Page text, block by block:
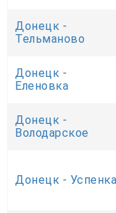
Донецк -
Тельманово
Донецк -
Еленовка
Донецк -
Володарское
Донецк - Успенка